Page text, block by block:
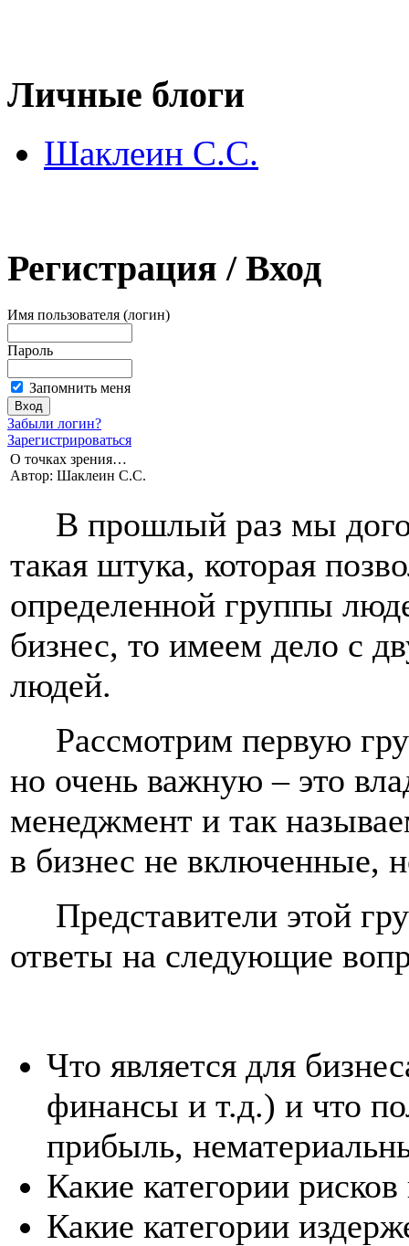
Личные блоги
Шаклеин С.С.
Регистрация / Вход
Имя пользователя (логин)
Пароль
Запомнить меня
Забыли логин?
Зарегистрироваться
О точках зрения…
Автор: Шаклеин С.С.
В прошлый раз мы
такая штука, которая
определенной группы
бизнес, то имеем дело с
людей.
Рассмотрим первую
но очень важную – это
менеджмент и так
в бизнес не включенные,
Представители этой
ответы на следующие
Что является для
финансы и т.д.) и что
прибыль,
Какие категории
Какие категории